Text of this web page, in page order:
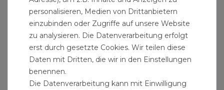
personalisieren, Medien von Drittanbietern
einzubinden oder Zugriffe auf unsere Website
zu analysieren. Die Datenverarbeitung erfolgt
erst durch gesetzte Cookies. Wir teilen diese
Daten mit Dritten, die wir in den Einstellungen
benennen.
Die Datenverarbeitung kann mit Einwilligung